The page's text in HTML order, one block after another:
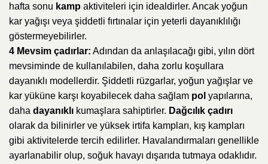
hafta sonu kamp aktiviteleri için idealdirler. Ancak yoğun
kar yağışı veya şiddetli fırtınalar için yeterli dayanıklılığı
göstermeyebilirler.
4 Mevsim çadırlar: Adından da anlaşılacağı gibi, yılın dört
mevsiminde de kullanılabilen, daha zorlu koşullara
dayanıklı modellerdir. Şiddetli rüzgarlar, yoğun yağışlar ve
kar yüküne karşı koyabilecek daha sağlam pol yapılarına,
daha dayanıklı kumaşlara sahiptirler. Dağcılık çadırı
olarak da bilinirler ve yüksek irtifa kampları, kış kampları
gibi aktivitelerde tercih edilirler. Havalandırmaları genellikle
ayarlanabilir olup, soğuk havayı dışarıda tutmaya odaklıdır.